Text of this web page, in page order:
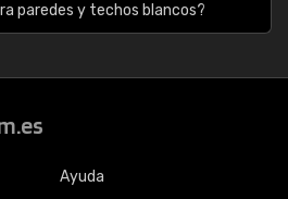
paredes y techos blancos?
Ayuda